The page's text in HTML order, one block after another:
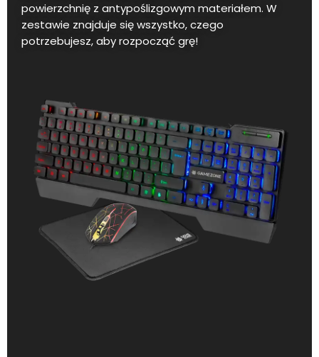
powierzchnię z antypoślizgowym materiałem. W
zestawie znajduje się wszystko, czego
potrzebujesz, aby rozpocząć grę!